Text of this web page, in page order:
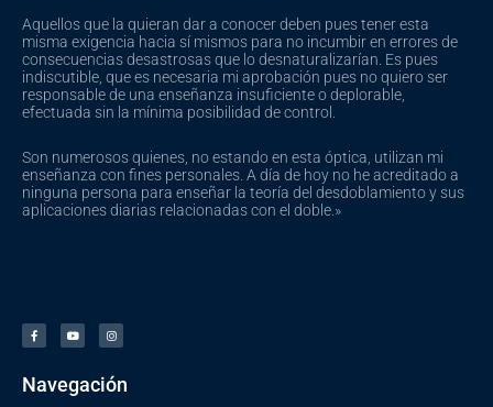
Aquellos que la quieran dar a conocer deben pues tener esta
misma exigencia hacia sí mismos para no incumbir en errores de
consecuencias desastrosas que lo desnaturalizarían. Es pues
indiscutible, que es necesaria mi aprobación pues no quiero ser
responsable de una enseñanza insuficiente o deplorable,
efectuada sin la mínima posibilidad de control.
Son numerosos quienes, no estando en esta óptica, utilizan mi
enseñanza con fines personales. A día de hoy no he acreditado a
ninguna persona para enseñar la teoría del desdoblamiento y sus
aplicaciones diarias relacionadas con el doble.»
c
e
b
k
-
u
t
u
s
t
a
a
m
Navegación